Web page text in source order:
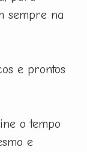
sempre na
e prontos
o tempo
e